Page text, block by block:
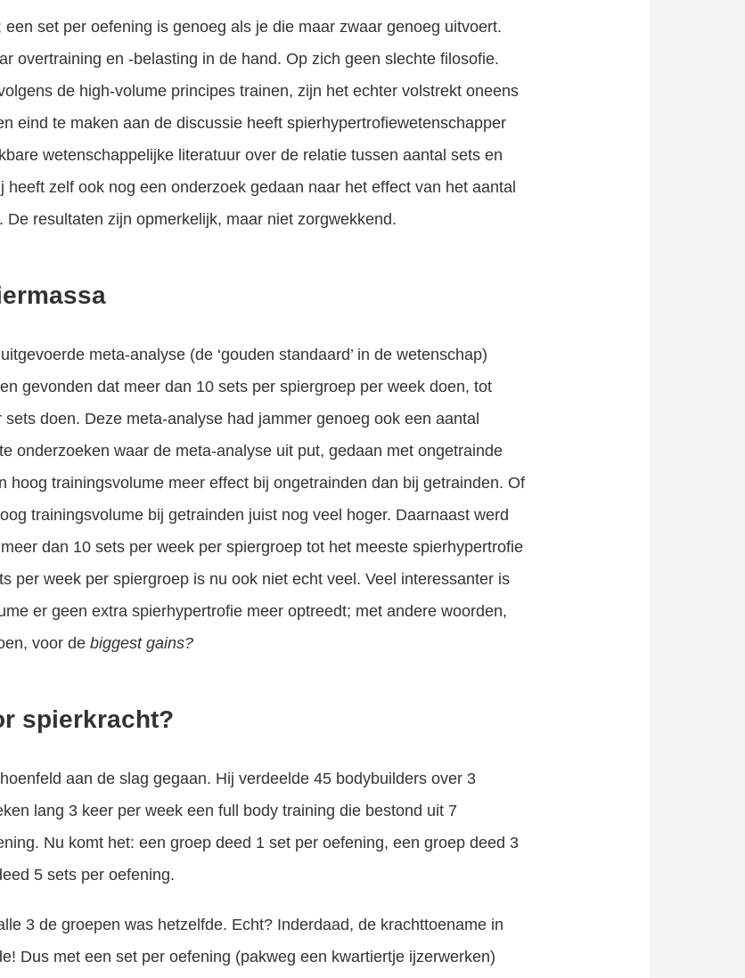
set per oefening is genoeg als je die maar zwaar genoeg uitvoert.
overtraining en -belasting in de hand. Op zich geen slechte filosofie.
de high-volume principes trainen, zijn het echter volstrekt oneens
eind te maken aan de discussie heeft spierhypertrofiewetenschapper
wetenschappelijke literatuur over de relatie tussen aantal sets en
zelf ook nog een onderzoek gedaan naar het effect van het aantal
resultaten zijn opmerkelijk, maar niet zorgwekkend.
meta-analyse (de ‘gouden standaard’ in de wetenschap)
gevonden dat meer dan 10 sets per spiergroep per week doen, tot
doen. Deze meta-analyse had jammer genoeg ook een aantal
onderzoeken waar de meta-analyse uit put, gedaan met ongetrainde
hoog trainingsvolume meer effect bij ongetrainden dan bij getrainden. Of
trainingsvolume bij getrainden juist nog veel hoger. Daarnaast werd
dan 10 sets per week per spiergroep tot het meeste spierhypertrofie
per week per spiergroep is nu ook niet echt veel. Veel interessanter is
er geen extra spierhypertrofie meer optreedt; met andere woorden,
voor de biggest gains?
spierkracht?
aan de slag gegaan. Hij verdeelde 45 bodybuilders over 3
lang 3 keer per week een full body training die bestond uit 7
Nu komt het: een groep deed 1 set per oefening, een groep deed 3
5 sets per oefening.
3 de groepen was hetzelfde. Echt? Inderdaad, de krachttoename in
Dus met een set per oefening (pakweg een kwartiertje ijzerwerken)